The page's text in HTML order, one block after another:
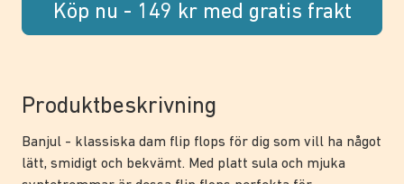
Köp nu - 149 kr med gratis frakt
Produktbeskrivning
Banjul - klassiska dam flip flops för dig som vill ha något
lätt, smidigt och bekvämt. Med platt sula och mjuka